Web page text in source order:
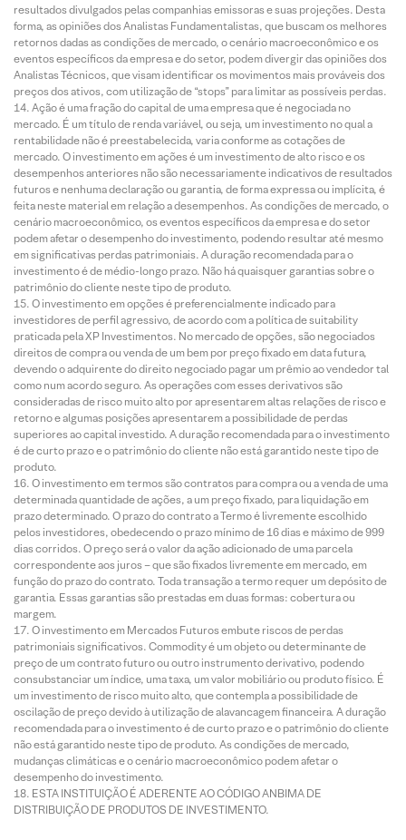
resultados divulgados pelas companhias emissoras e suas projeções. Desta
forma, as opiniões dos Analistas Fundamentalistas, que buscam os melhores
retornos dadas as condições de mercado, o cenário macroeconômico e os
eventos específicos da empresa e do setor, podem divergir das opiniões dos
Analistas Técnicos, que visam identificar os movimentos mais prováveis dos
preços dos ativos, com utilização de “stops” para limitar as possíveis perdas.
Ação é uma fração do capital de uma empresa que é negociada no
mercado. É um título de renda variável, ou seja, um investimento no qual a
rentabilidade não é preestabelecida, varia conforme as cotações de
mercado. O investimento em ações é um investimento de alto risco e os
desempenhos anteriores não são necessariamente indicativos de resultados
futuros e nenhuma declaração ou garantia, de forma expressa ou implícita, é
feita neste material em relação a desempenhos. As condições de mercado, o
cenário macroeconômico, os eventos específicos da empresa e do setor
podem afetar o desempenho do investimento, podendo resultar até mesmo
em significativas perdas patrimoniais. A duração recomendada para o
investimento é de médio-longo prazo. Não há quaisquer garantias sobre o
patrimônio do cliente neste tipo de produto.
O investimento em opções é preferencialmente indicado para
investidores de perfil agressivo, de acordo com a política de suitability
praticada pela XP Investimentos. No mercado de opções, são negociados
direitos de compra ou venda de um bem por preço fixado em data futura,
devendo o adquirente do direito negociado pagar um prêmio ao vendedor tal
como num acordo seguro. As operações com esses derivativos são
consideradas de risco muito alto por apresentarem altas relações de risco e
retorno e algumas posições apresentarem a possibilidade de perdas
superiores ao capital investido. A duração recomendada para o investimento
é de curto prazo e o patrimônio do cliente não está garantido neste tipo de
produto.
O investimento em termos são contratos para compra ou a venda de uma
determinada quantidade de ações, a um preço fixado, para liquidação em
prazo determinado. O prazo do contrato a Termo é livremente escolhido
pelos investidores, obedecendo o prazo mínimo de 16 dias e máximo de 999
dias corridos. O preço será o valor da ação adicionado de uma parcela
correspondente aos juros – que são fixados livremente em mercado, em
função do prazo do contrato. Toda transação a termo requer um depósito de
garantia. Essas garantias são prestadas em duas formas: cobertura ou
margem.
O investimento em Mercados Futuros embute riscos de perdas
patrimoniais significativos. Commodity é um objeto ou determinante de
preço de um contrato futuro ou outro instrumento derivativo, podendo
consubstanciar um índice, uma taxa, um valor mobiliário ou produto físico. É
um investimento de risco muito alto, que contempla a possibilidade de
oscilação de preço devido à utilização de alavancagem financeira. A duração
recomendada para o investimento é de curto prazo e o patrimônio do cliente
não está garantido neste tipo de produto. As condições de mercado,
mudanças climáticas e o cenário macroeconômico podem afetar o
desempenho do investimento.
ESTA INSTITUIÇÃO É ADERENTE AO CÓDIGO ANBIMA DE
DISTRIBUIÇÃO DE PRODUTOS DE INVESTIMENTO.